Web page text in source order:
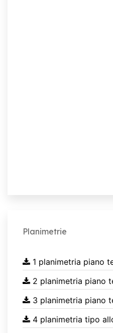
Planimetrie
1 planimetria piano
2 planimetria piano
3 planimetria piano
4 planimetria tipo